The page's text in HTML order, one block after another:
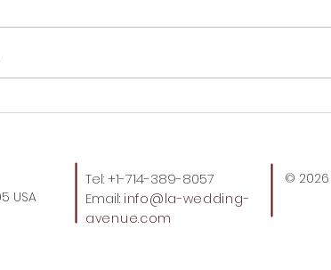
USA
Tel: +1-714-389-8057
Email: info@la-wedding-
avenue.com
© 2026